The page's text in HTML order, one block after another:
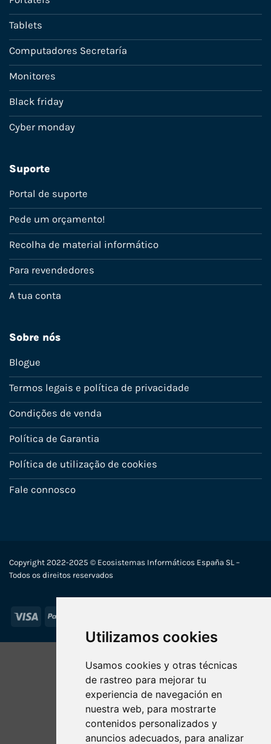
Utilizamos cookies
Usamos cookies y otras técnicas
de rastreo para mejorar tu
experiencia de navegación en
nuestra web, para mostrarte
contenidos personalizados y
anuncios adecuados, para analizar
Tablets
Computadores Secretaría
Monitores
Black friday
Cyber monday
Suporte
Portal de suporte
Pede um orçamento!
Recolha de material informático
Para revendedores
A tua conta
Sobre nós
Blogue
Termos legais e política de privacidade
Condições de venda
Política de Garantia
Política de utilização de cookies
Fale connosco
Copyright 2022-2025 © Ecosistemas Informáticos España SL –
Todos os direitos reservados
Visa